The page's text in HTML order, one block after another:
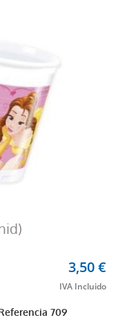
709
3,50 €